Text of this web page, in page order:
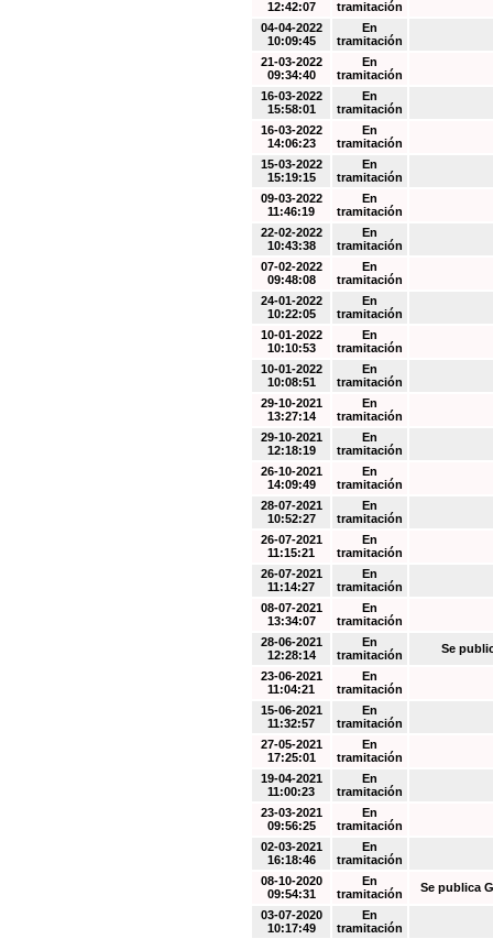
12:42:07
tramitación
04-04-2022
10:09:45
En
tramitación
21-03-2022
09:34:40
En
tramitación
16-03-2022
15:58:01
En
tramitación
16-03-2022
14:06:23
En
tramitación
15-03-2022
15:19:15
En
tramitación
09-03-2022
11:46:19
En
tramitación
22-02-2022
10:43:38
En
tramitación
07-02-2022
09:48:08
En
tramitación
24-01-2022
10:22:05
En
tramitación
10-01-2022
10:10:53
En
tramitación
10-01-2022
10:08:51
En
tramitación
29-10-2021
13:27:14
En
tramitación
29-10-2021
12:18:19
En
tramitación
26-10-2021
14:09:49
En
tramitación
28-07-2021
10:52:27
En
tramitación
26-07-2021
11:15:21
En
tramitación
26-07-2021
11:14:27
En
tramitación
08-07-2021
13:34:07
En
tramitación
28-06-2021
12:28:14
En
tramitación
Se
23-06-2021
11:04:21
En
tramitación
15-06-2021
11:32:57
En
tramitación
27-05-2021
17:25:01
En
tramitación
19-04-2021
11:00:23
En
tramitación
23-03-2021
09:56:25
En
tramitación
02-03-2021
16:18:46
En
tramitación
08-10-2020
09:54:31
En
tramitación
Se publica
03-07-2020
10:17:49
En
tramitación